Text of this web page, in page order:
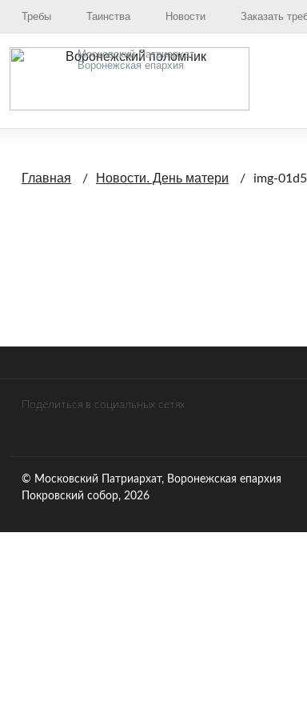
Требы Таинства Новости Заказать
Московский Патриархат,
Воронежская епархия
Главная Новости. День матери img-
Поделиться в социальных сетях
© Московский Патриархат, Воронежcкая епархия
Покровский собор, 2026